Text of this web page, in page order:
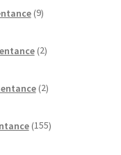
9izdelkov
2izdelka
2izdelka
155izdelkov